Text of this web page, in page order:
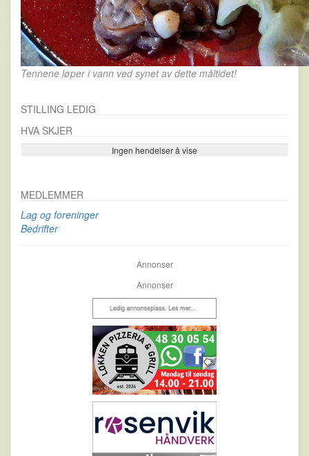
Tennene løper i vann ved synet av dette måltidet!
STILLING LEDIG
HVA SKJER
Ingen hendelser å vise
Se flere…
MEDLEMMER
Lag og foreninger
Bedrifter
Annonser
Annonser